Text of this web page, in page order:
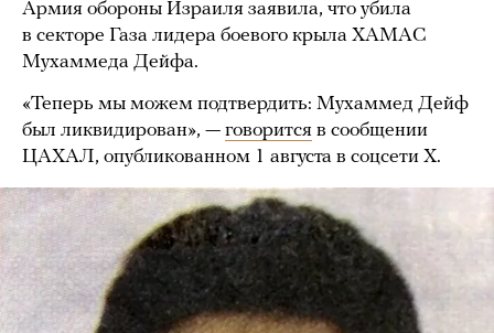
Армия обороны Израиля заявила, что убила
в секторе Газа лидера боевого крыла ХАМАС
Мухаммеда Дейфа.
«Теперь мы можем подтвердить: Мухаммед Дейф
был ликвидирован», — говорится в сообщении
ЦАХАЛ, опубликованном 1 августа в соцсети X.